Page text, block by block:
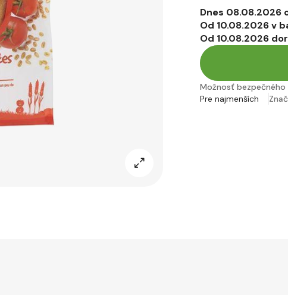
Dnes 08.08.2026
Od 10.08.2026 v
Od 10.08.2026
Možnosť
Pre najmenších